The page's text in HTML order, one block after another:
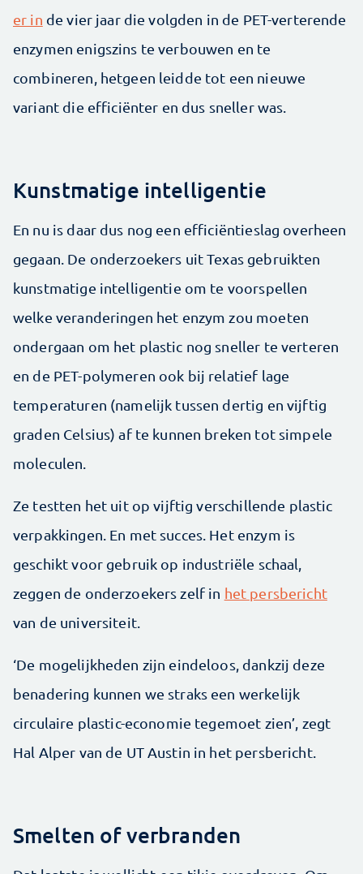
er in de vier jaar die volgden in de PET-verterende
enzymen enigszins te verbouwen en te
combineren, hetgeen leidde tot een nieuwe
variant die efficiënter en dus sneller was.
Kunstmatige intelligentie
En nu is daar dus nog een efficiëntieslag overheen
gegaan. De onderzoekers uit Texas gebruikten
kunstmatige intelligentie om te voorspellen
welke veranderingen het enzym zou moeten
ondergaan om het plastic nog sneller te verteren
en de PET-polymeren ook bij relatief lage
temperaturen (namelijk tussen dertig en vijftig
graden Celsius) af te kunnen breken tot simpele
moleculen.
Ze testten het uit op vijftig verschillende plastic
verpakkingen. En met succes. Het enzym is
geschikt voor gebruik op industriële schaal,
zeggen de onderzoekers zelf in het persbericht
van de universiteit.
‘De mogelijkheden zijn eindeloos, dankzij deze
benadering kunnen we straks een werkelijk
circulaire plastic-economie tegemoet zien’, zegt
Hal Alper van de UT Austin in het persbericht.
Smelten of verbranden